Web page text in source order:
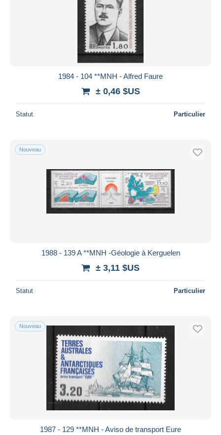
1984 - 104 **MNH - Alfred Faure
± 0,46 $US
Statut Particulier
Nouveau
1988 - 139 A **MNH -Géologie à Kerguelen
± 3,11 $US
Statut Particulier
Nouveau
1987 - 129 **MNH - Aviso de transport Eure